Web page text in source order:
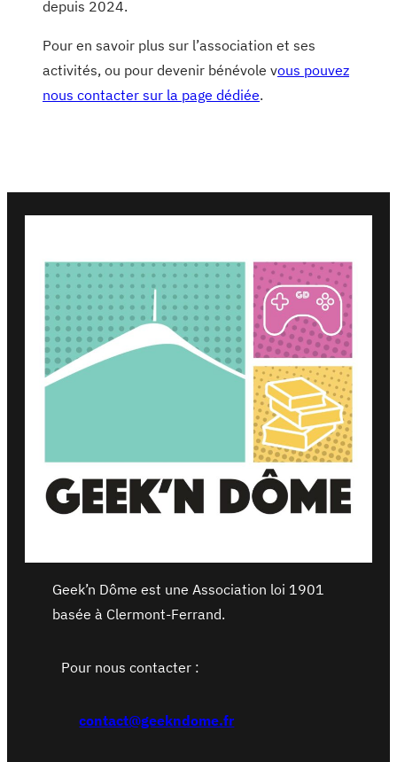
depuis 2024.
Pour en savoir plus sur l’association et ses
activités, ou pour devenir bénévole vous pouvez
nous contacter sur la page dédiée.
Geek’n Dôme est une Association loi 1901
basée à Clermont-Ferrand.
Pour nous contacter :
contact@geekndome.fr